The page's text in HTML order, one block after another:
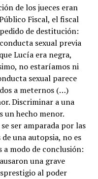
de los jueces eran
Fiscal, el fiscal
de destitución:
sexual previa
Lucía era negra,
no estaríamos ni
sexual parece
a meternos (…)
Discriminar a una
un hecho menor.
ser amparada por las
una autopsia, no es
a modo de conclusión:
una grave
al poder